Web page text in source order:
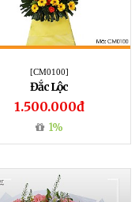
[CM0100]
Đắc Lộc
1.500.000đ
1%